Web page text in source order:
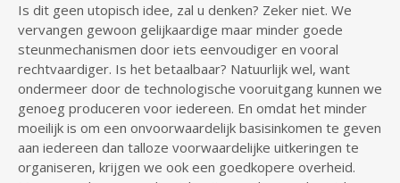
Is dit geen utopisch idee, zal u denken? Zeker niet. We
vervangen gewoon gelijkaardige maar minder goede
steunmechanismen door iets eenvoudiger en vooral
rechtvaardiger. Is het betaalbaar? Natuurlijk wel, want
ondermeer door de technologische vooruitgang kunnen we
genoeg produceren voor iedereen. En omdat het minder
moeilijk is om een onvoorwaardelijk basisinkomen te geven
aan iedereen dan talloze voorwaardelijke uitkeringen te
organiseren, krijgen we ook een goedkopere overheid.